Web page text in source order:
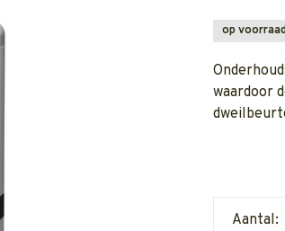
op
waardoor
Aantal: